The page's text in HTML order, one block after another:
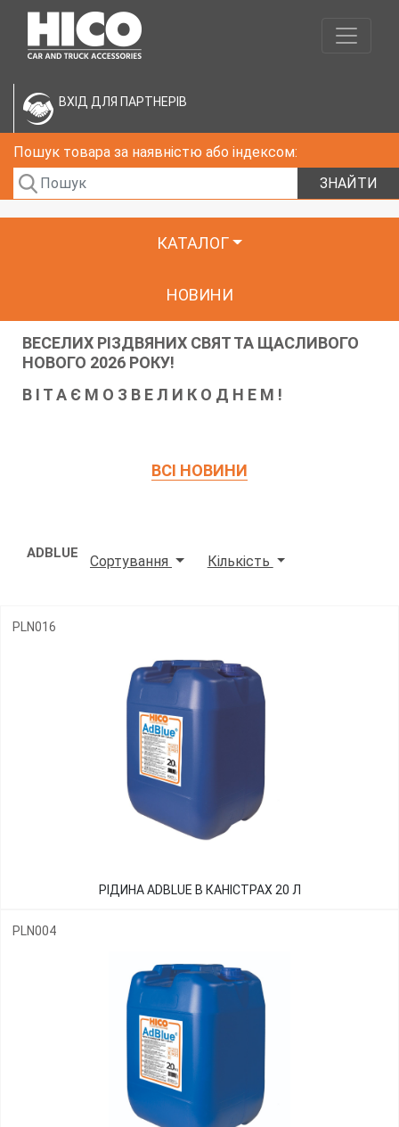
ВХІД ДЛЯ ПАРТНЕРІВ
Пошук товара за наявністю або індексом:
ЗНАЙТИ
КАТАЛОГ
НОВИНИ
ВЕСЕЛИХ РІЗДВЯНИХ СВЯТ ТА ЩАСЛИВОГО
НОВОГО 2026 РОКУ!
В І Т А Є М О З В Е Л И К О Д Н Е М !
ВСІ НОВИНИ
ADBLUE Кількість
Сортування
PLN016
РІДИНА ADBLUE В КАНІСТРАХ 20 Л
PLN004